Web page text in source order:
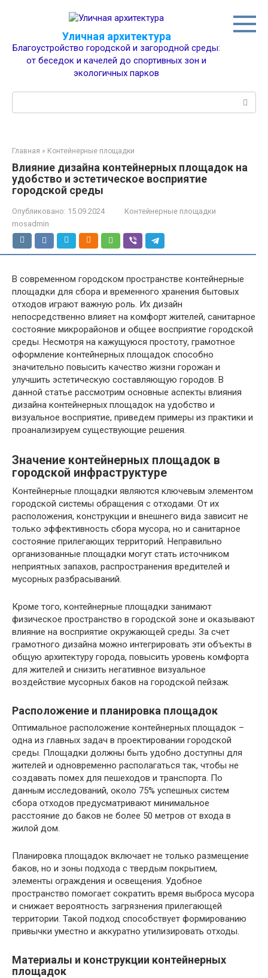
Уличная архитектура
Благоустройство городской и загородной среды:
от беседок и качелей до спортивных зон и
экологичных парков
Главная » Контейнерные площадки
Влияние дизайна контейнерных площадок на
удобство и эстетическое восприятие
городской среды
Опубликовано: 15.09.2024
Контейнерные площадки
mosadmin
В современном городском пространстве контейнерные
площадки для сбора и временного хранения бытовых
отходов играют важную роль. Их дизайн
непосредственно влияет на комфорт жителей, санитарное
состояние микрорайонов и общее восприятие городской
среды. Несмотря на кажущуюся простоту, грамотное
оформление контейнерных площадок способно
значительно повысить качество жизни горожан и
улучшить эстетическую составляющую городов. В
данной статье рассмотрим основные аспекты влияния
дизайна контейнерных площадок на удобство и
визуальное восприятие, приведем примеры из практики и
проанализируем существующие решения.
Значение контейнерных площадок в
городской инфраструктуре
Контейнерные площадки являются ключевым элементом
городской системы обращения с отходами. От их
расположения, конструкции и внешнего вида зависит не
только эффективность сбора мусора, но и санитарное
состояние прилегающих территорий. Неправильно
организованные площадки могут стать источником
неприятных запахов, распространения вредителей и
мусорных разбрасываний.
Кроме того, контейнерные площадки занимают
физическое пространство в городской зоне и оказывают
влияние на восприятие окружающей среды. За счет
грамотного дизайна можно интегрировать эти объекты в
общую архитектуру города, повысить уровень комфорта
для жителей и снизить негативное визуальное
воздействие мусорных баков на городской пейзаж.
Расположение и планировка площадок
Оптимальное расположение контейнерных площадок –
одна из главных задач в проектировании городской
среды. Площадки должны быть удобно доступны для
жителей и одновременно располагаться так, чтобы не
создавать помех для пешеходов и транспорта. По
данным исследований, около 75% успешных систем
сбора отходов предусматривают минимальное
расстояние до баков не более 50 метров от входа в
жилой дом.
Планировка площадок включает не только размещение
баков, но и зоны подхода с твердым покрытием,
элементы ограждения и освещения. Удобное
пространство помогает сократить время выброса мусора
и снижает вероятность загрязнения прилегающей
территории. Такой подход способствует формированию
привычки уместно и аккуратно утилизировать отходы.
Материалы и конструкции контейнерных
площадок